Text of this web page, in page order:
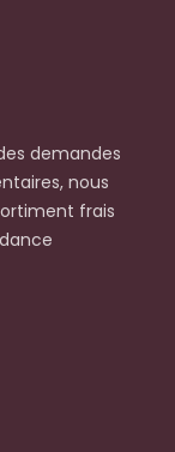
demandes
nous
frais